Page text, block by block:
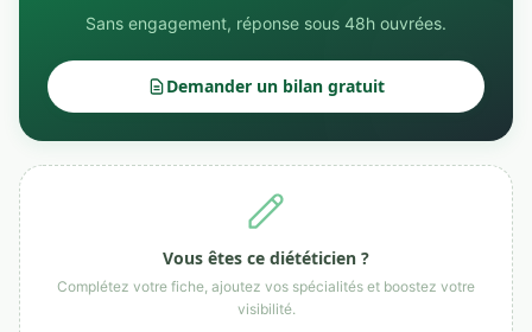
Sans engagement, réponse sous 48h ouvrées.
Demander un bilan gratuit
Vous êtes ce diététicien ?
Complétez votre fiche, ajoutez vos spécialités et boostez votre
visibilité.